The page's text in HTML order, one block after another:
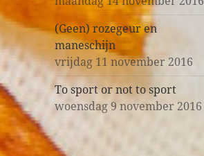
(Geen) rozegeur en
maneschijn
vrijdag 11 november 2016
To sport or not to sport
woensdag 9 november 2016